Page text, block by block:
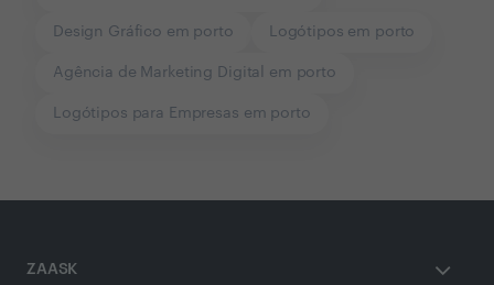
Design Gráfico em porto Logótipos em porto
Agência de Marketing Digital em porto
Logótipos para Empresas em porto
ZAASK